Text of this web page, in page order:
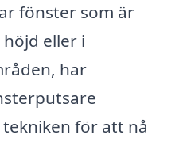
fönster som är
eller i
har
för att nå